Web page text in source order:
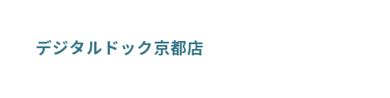
デジタルドック京都店